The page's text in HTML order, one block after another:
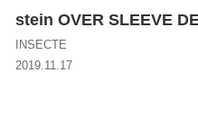
stein OVER SLEEVE
INSECTE
2019.11.17